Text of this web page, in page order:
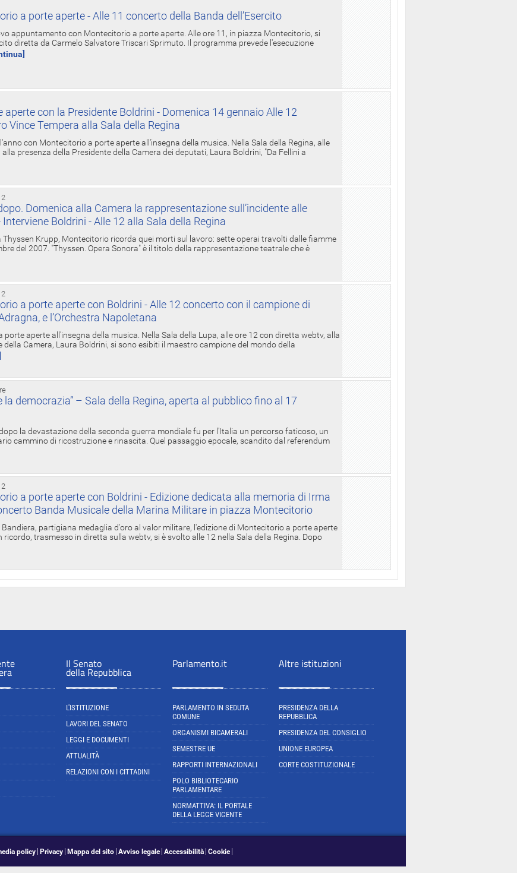
a porte aperte - Alle 11 concerto della Banda dell’Esercito
appuntamento con Montecitorio a porte aperte. Alle ore 11, in piazza Montecitorio, si
diretta da Carmelo Salvatore Triscari Sprimuto. Il programma prevede l'esecuzione
con la Presidente Boldrini - Domenica 14 gennaio Alle 12
Vince Tempera alla Sala della Regina
con Montecitorio a porte aperte all'insegna della musica. Nella Sala della Regina, alle
presenza della Presidente della Camera dei deputati, Laura Boldrini, "Da Fellini a
Domenica alla Camera la rappresentazione sull’incidente alle
Boldrini - Alle 12 alla Sala della Regina
Thyssen Krupp, Montecitorio ricorda quei morti sul lavoro: sette operai travolti dalle fiamme
del 2007. "Thyssen. Opera Sonora" è il titolo della rappresentazione teatrale che è
a porte aperte con Boldrini - Alle 12 concerto con il campione di
e l’Orchestra Napoletana
porte aperte all'insegna della musica. Nella Sala della Lupa, alle ore 12 con diretta webtv, alla
della Camera, Laura Boldrini, si sono esibiti il maestro campione del mondo della
la democrazia” – Sala della Regina, aperta al pubblico fino al 17
la devastazione della seconda guerra mondiale fu per l'Italia un percorso faticoso, un
cammino di ricostruzione e rinascita. Quel passaggio epocale, scandito dal referendum
a porte aperte con Boldrini - Edizione dedicata alla memoria di Irma
Banda Musicale della Marina Militare in piazza Montecitorio
partigiana medaglia d'oro al valor militare, l'edizione di Montecitorio a porte aperte
trasmesso in diretta sulla webtv, si è svolto alle 12 nella Sala della Regina. Dopo
Il Senato
della Repubblica
L'ISTITUZIONE
LAVORI DEL SENATO
LEGGI E DOCUMENTI
ATTUALITÀ
RELAZIONI CON I CITTADINI
Parlamento.it
PARLAMENTO IN SEDUTA
COMUNE
ORGANISMI BICAMERALI
SEMESTRE UE
RAPPORTI INTERNAZIONALI
POLO BIBLIOTECARIO
PARLAMENTARE
NORMATTIVA: IL PORTALE
DELLA LEGGE VIGENTE
Altre istituzioni
PRESIDENZA DELLA
REPUBBLICA
PRESIDENZA DEL CONSIGLIO
UNIONE EUROPEA
CORTE COSTITUZIONALE
policy Privacy Mappa del sito Avviso legale Accessibilità Cookie